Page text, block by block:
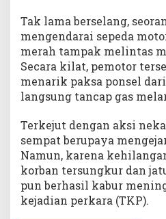
Tak lama berselang,
mengendarai sepeda
merah tampak melintas
Secara kilat, pemotor
menarik paksa ponsel
langsung tancap gas
Terkejut dengan aksi
sempat berupaya
Namun, karena
korban tersungkur dan
pun berhasil kabur
kejadian perkara (TKP).